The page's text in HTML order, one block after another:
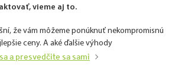
vieme aj to.
že vám môžeme ponúknuť nekompromisnú
ceny. A aké ďalšie výhody
a presvedčite sa sami